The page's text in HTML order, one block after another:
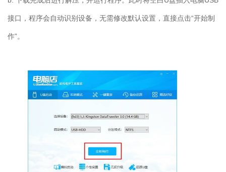
接口，程序会自动识别设备，无需修改默认设置，直接点击“开始制
作”。